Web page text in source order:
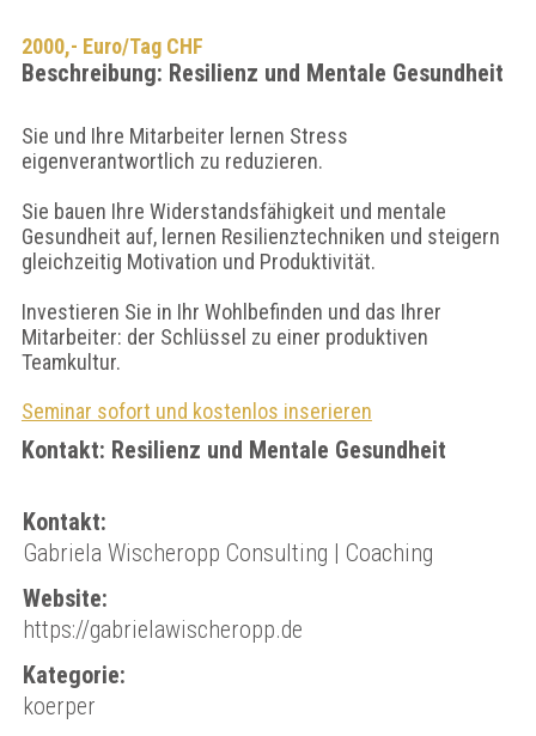
2000,- Euro/Tag CHF
Beschreibung: Resilienz und Mentale Gesundheit
Sie und Ihre Mitarbeiter lernen Stress
eigenverantwortlich zu reduzieren.
Sie bauen Ihre Widerstandsfähigkeit und mentale
Gesundheit auf, lernen Resilienztechniken und steigern
gleichzeitig Motivation und Produktivität.
Investieren Sie in Ihr Wohlbefinden und das Ihrer
Mitarbeiter: der Schlüssel zu einer produktiven
Teamkultur.
Seminar sofort und kostenlos inserieren
Kontakt: Resilienz und Mentale Gesundheit
Kontakt:
Gabriela Wischeropp Consulting | Coaching
Website:
https://gabrielawischeropp.de
Kategorie:
koerper